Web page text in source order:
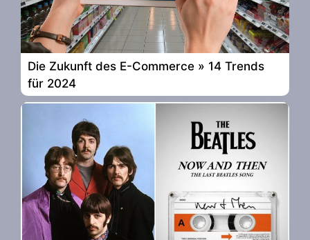
Die Zukunft des E-Commerce » 14 Trends
für 2024